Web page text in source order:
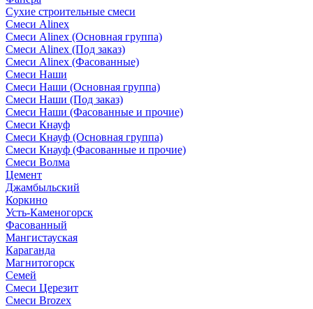
Сухие строительные смеси
Смеси Alinex
Смеси Alinex (Основная группа)
Смеси Alinex (Под заказ)
Смеси Alinex (Фасованные)
Смеси Наши
Смеси Наши (Основная группа)
Смеси Наши (Под заказ)
Смеси Наши (Фасованные и прочие)
Смеси Кнауф
Смеси Кнауф (Основная группа)
Смеси Кнауф (Фасованные и прочие)
Смеси Волма
Цемент
Джамбыльский
Коркино
Усть-Каменогорск
Фасованный
Мангистауская
Караганда
Магнитогорск
Семей
Смеси Церезит
Смеси Brozex